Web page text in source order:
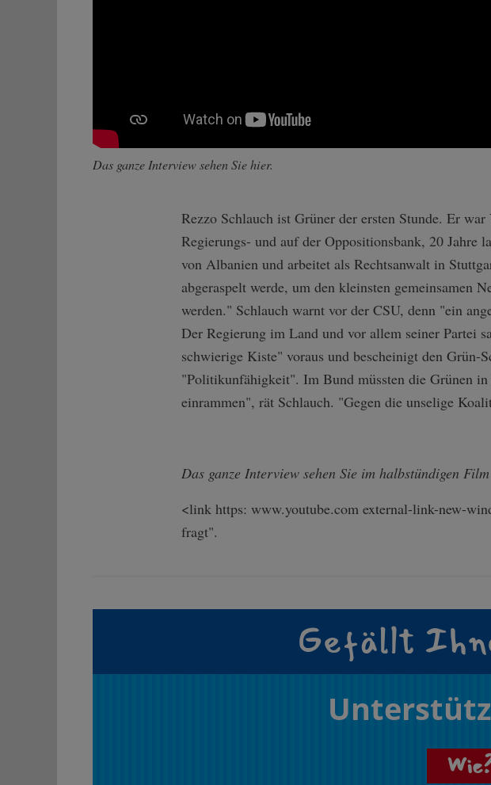
Das ganze Interview sehen Sie hier.
Rezzo Schlauch ist Grüner der ersten Stunde. Er
Regierungs- und auf der Oppositionsbank, 20 Jahre
von Albanien und arbeitet als Rechtsanwalt in
abgeraspelt werde, um den kleinsten gemeinsamen
werden." Schlauch warnt vor der CSU, denn "ein
Der Regierung im Land und vor allem seiner Partei
schwierige Kiste" voraus und bescheinigt den Grün-
"Politikunfähigkeit". Im Bund müssten die Grünen
einrammen", rät Schlauch. "Gegen die unselige
Das ganze Interview sehen Sie im halbstündigen
<link https: www.youtube.com external-link-new-
fragt".
Gefällt